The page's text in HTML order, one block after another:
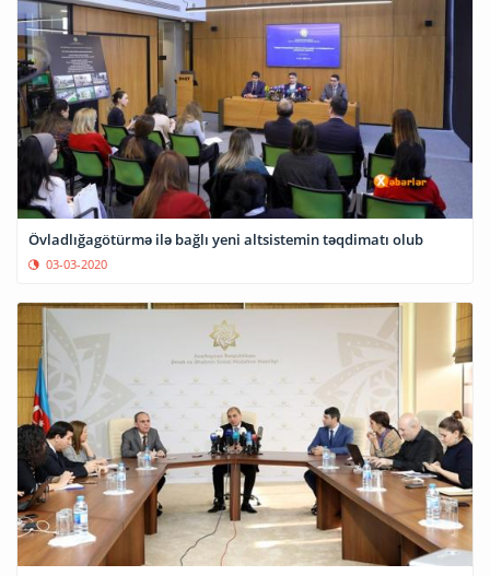
Övladlığagötürmə ilə bağlı yeni altsistemin təqdimatı olub
03-03-2020